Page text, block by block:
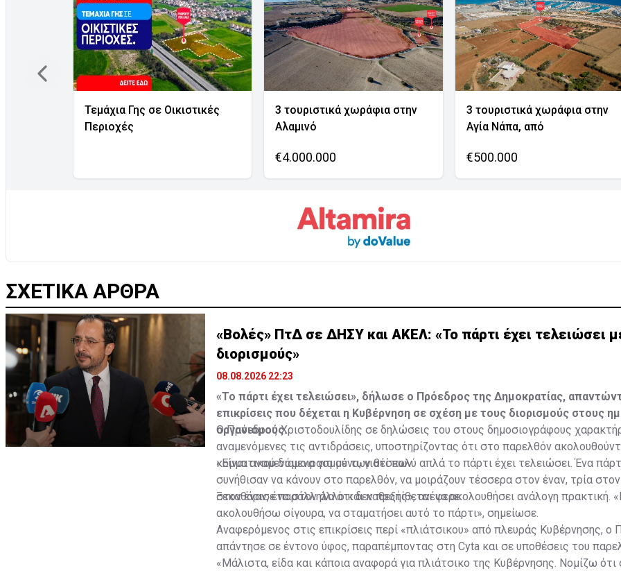
Τεμάχια Γης σε Οικιστικές
Περιοχές
3 τουριστικά χωράφια στην
Αλαμινό
€4.000.000
3 τουριστικά χωράφια στην
Αγία Νάπα, από
€500.000
ΣΧΕΤΙΚΑ ΑΡΘΡΑ
«Βολές» ΠτΔ σε ΔΗΣΥ και ΑΚΕΛ: «Το πάρτι έχει τελειώσει
διορισμούς»
08.08.2026 22:23
«Το πάρτι έχει τελειώσει», δήλωσε ο Πρόεδρος της Δημοκρατίας,
επικρίσεις που δέχεται η Κυβέρνηση σε σχέση με τους διορισμούς στους
οργανισμούς.
Ο Πρόεδρος Χριστοδουλίδης σε δηλώσεις του στους δημοσιογράφους
αναμενόμενες τις αντιδράσεις, υποστηρίζοντας ότι στο παρελθόν
κομματικού διαμοιρασμού των θέσεων.
«Είναι αναμενόμενα για μένα, γιατί πολύ απλά το πάρτι έχει τελειώσει. Ένα
συνήθισαν να κάνουν στο παρελθόν, να μοιράζουν τέσσερα στον έναν, τρία
στον έναν, ένα στον άλλο και καθεξής», ανέφερε.
Ξεκαθάρισε παράλληλα ότι δεν προτίθεται να ακολουθήσει ανάλογη πρακτική.
ακολουθήσω σίγουρα, να σταματήσει αυτό το πάρτι», σημείωσε.
Αναφερόμενος στις επικρίσεις περί «πλιάτσικου» από πλευράς Κυβέρνησης, ο
απάντησε σε έντονο ύφος, παραπέμποντας στη Cyta και σε υποθέσεις του
«Μάλιστα, είδα και κάποια αναφορά για πλιάτσικο της Κυβέρνησης. Νομίζω ότι